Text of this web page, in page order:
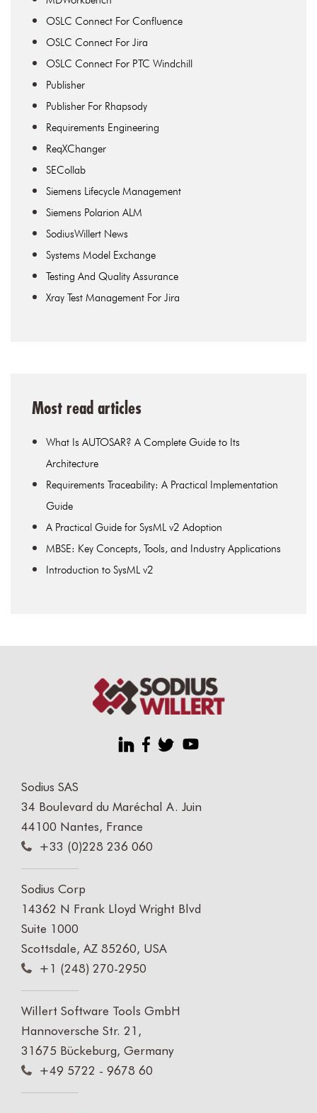
OSLC Connect For Confluence
OSLC Connect For Jira
OSLC Connect For PTC Windchill
Publisher
Publisher For Rhapsody
Requirements Engineering
ReqXChanger
SECollab
Siemens Lifecycle Management
Siemens Polarion ALM
SodiusWillert News
Systems Model Exchange
Testing And Quality Assurance
Xray Test Management For Jira
Most read articles
What Is AUTOSAR? A Complete Guide to Its
Architecture
Requirements Traceability: A Practical Implementation
Guide
A Practical Guide for SysML v2 Adoption
MBSE: Key Concepts, Tools, and Industry Applications
Introduction to SysML v2
Sodius SAS
34 Boulevard du Maréchal A. Juin
44100 Nantes, France
+33 (0)228 236 060
Sodius Corp
14362 N Frank Lloyd Wright Blvd
Suite 1000
Scottsdale, AZ 85260, USA
+1 (248) 270-2950
Willert Software Tools GmbH
Hannoversche Str. 21,
31675 Bückeburg, Germany
+49 5722 - 9678 60